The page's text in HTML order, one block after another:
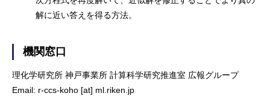
解に近い答えを得る方法。
機関窓口
理化学研究所 神戸事業所 計算科学研究推進室 広報グループ
Email: r-ccs-koho [at] ml.riken.jp